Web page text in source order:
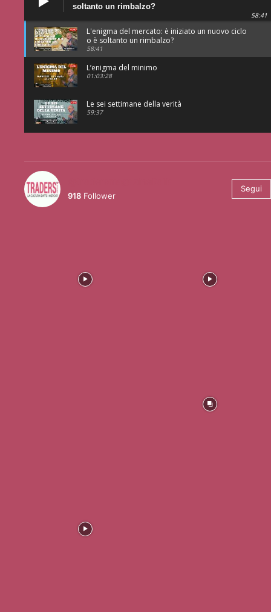
soltanto un rimbalzo?
58:41
L'enigma del mercato: è iniziato un nuovo ciclo
o è soltanto un rimbalzo?
58:41
L’enigma del minimo
01:03:28
Le sei settimane della verità
59:37
918 Follower
Segui